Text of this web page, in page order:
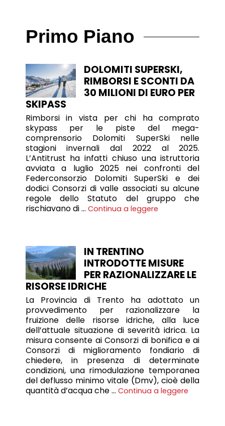
Primo Piano
DOLOMITI SUPERSKI,
RIMBORSI E SCONTI DA
30 MILIONI DI EURO PER
SKIPASS
Rimborsi in vista per chi ha comprato
skypass per le piste del mega-
comprensorio Dolomiti SuperSki nelle
stagioni invernali dal 2022 al 2025.
L’Antitrust ha infatti chiuso una istruttoria
avviata a luglio 2025 nei confronti del
Federconsorzio Dolomiti SuperSki e dei
dodici Consorzi di valle associati su alcune
regole dello Statuto del gruppo che
rischiavano di … Continua a leggere
IN TRENTINO
INTRODOTTE MISURE
PER RAZIONALIZZARE LE
RISORSE IDRICHE
La Provincia di Trento ha adottato un
provvedimento per razionalizzare la
fruizione delle risorse idriche, alla luce
dell’attuale situazione di severità idrica. La
misura consente ai Consorzi di bonifica e ai
Consorzi di miglioramento fondiario di
chiedere, in presenza di determinate
condizioni, una rimodulazione temporanea
del deflusso minimo vitale (Dmv), cioè della
quantità d’acqua che … Continua a leggere